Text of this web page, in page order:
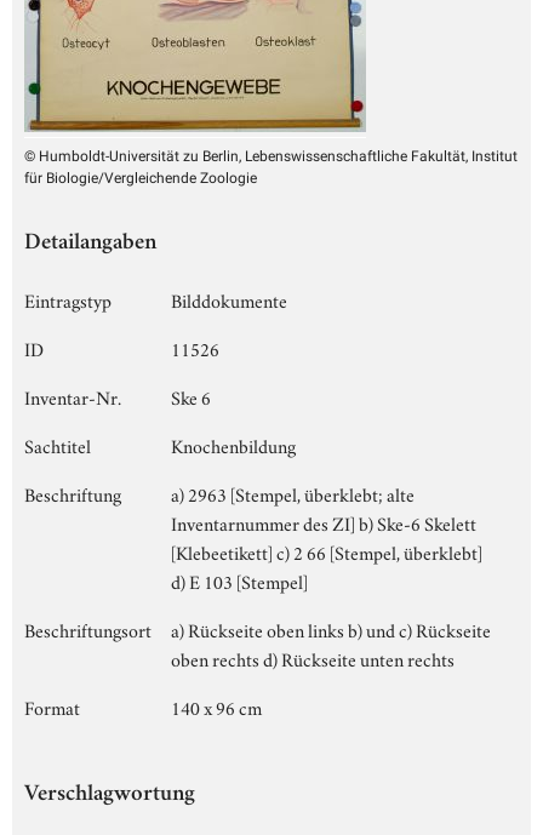
© Humboldt-Universität zu Berlin, Lebenswissenschaftliche Fakultät, Institut
für Biologie/Vergleichende Zoologie
Detailangaben
Eintragstyp
Bilddokumente
ID
11526
Inventar-Nr.
Ske 6
Sachtitel
Knochenbildung
Beschriftung
a) 2963 [Stempel, überklebt; alte
Inventarnummer des ZI] b) Ske-6 Skelett
[Klebeetikett] c) 2 66 [Stempel, überklebt]
d) E 103 [Stempel]
Beschriftungsort
a) Rückseite oben links b) und c) Rückseite
oben rechts d) Rückseite unten rechts
Format
140 x 96 cm
Verschlagwortung